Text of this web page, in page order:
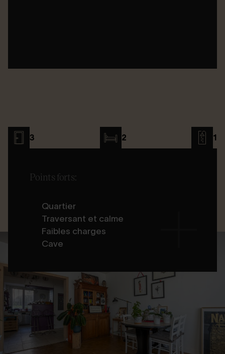
3 2 1
Points forts:
Quartier
Traversant et calme
Faibles charges
Cave